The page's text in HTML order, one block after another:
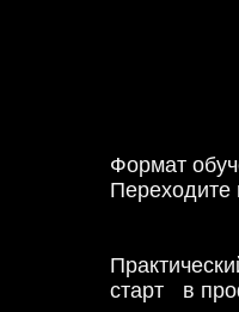
Формат
Переходите
старт в